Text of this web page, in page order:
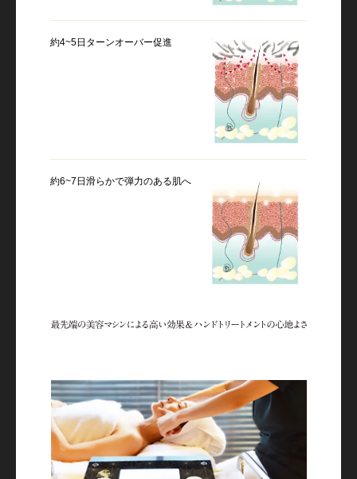
約4~5日ターンオーバー促進
約6~7日滑らかで弾力のある肌へ